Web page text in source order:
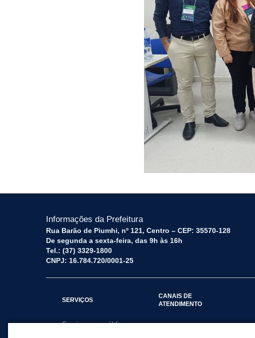
Informações da Prefeitura
Rua Barão de Piumhi, nº 121, Centro – CEP: 35570-128
De segunda a sexta-feira, das 9h às 16h
Tel.: (37) 3329-1800
CNPJ: 16.784.720/0001-25
SERVIÇOS
Serviços por público
CANAIS DE
ATENDIMENTO